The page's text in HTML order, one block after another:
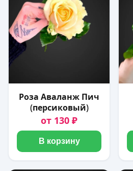
Роза Аваланж Пич
(персиковый)
от 130 ₽
В корзину